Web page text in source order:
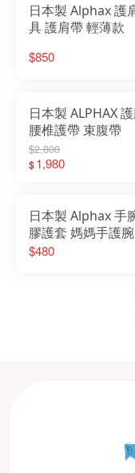
日本製 Alphax 護
具 護肩帶 輕薄款
$850
日本製 ALPHAX
腰椎護帶 束腹帶
$2,800
$1,980
日本製 Alphax 手
膠護套 媽媽手護腕
腕 護手腕 運動護腕
$480